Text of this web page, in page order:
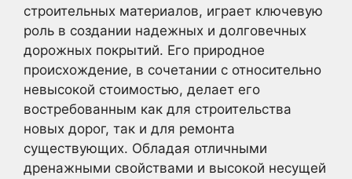
строительных материалов, играет ключевую
роль в создании надежных и долговечных
дорожных покрытий. Его природное
происхождение, в сочетании с относительно
невысокой стоимостью, делает его
востребованным как для строительства
новых дорог, так и для ремонта
существующих. Обладая отличными
дренажными свойствами и высокой несущей